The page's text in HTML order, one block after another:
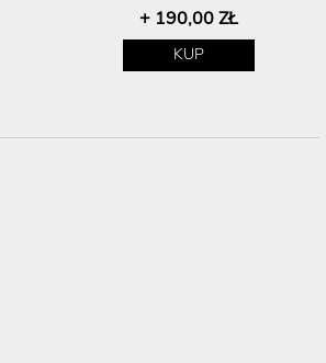
+ 190,00 ZŁ
KUP